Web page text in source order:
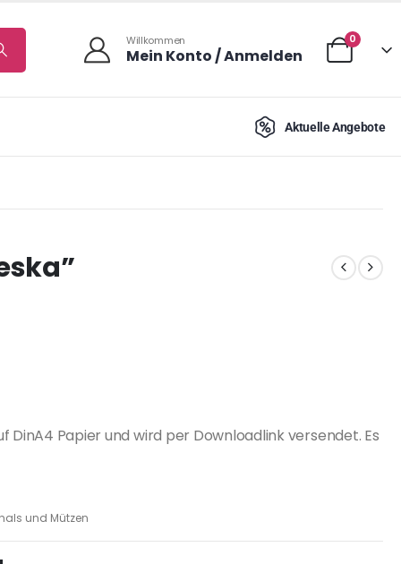
Willkommen
Mein Konto / Anmelden
0
Aktuelle Angebote
DinA4 Papier und wird per Downloadlink versendet. Es
und Mützen